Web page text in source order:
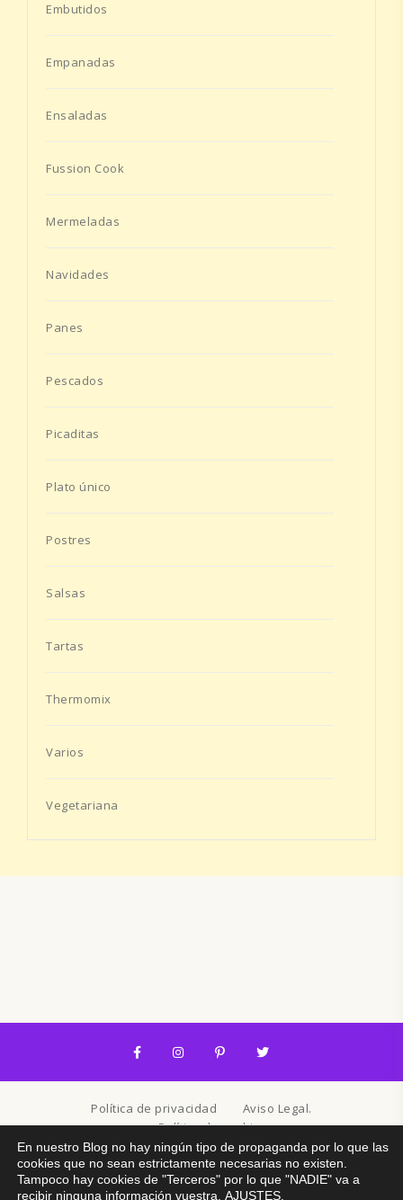
Embutidos
Empanadas
Ensaladas
Fussion Cook
Mermeladas
Navidades
Panes
Pescados
Picaditas
Plato único
Postres
Salsas
Tartas
Thermomix
Varios
Vegetariana
Política de privacidad
Aviso Legal.
Política de cookies
© 2026. Created By Lucid Themes
En nuestro Blog no hay ningún tipo de propaganda por lo que las
cookies que no sean estrictamente necesarias no existen.
Tampoco hay cookies de "Terceros" por lo que "NADIE" va a
recibir ninguna información vuestra. AJUSTES